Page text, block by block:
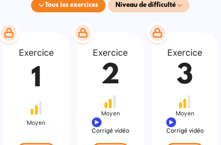
Tous les exercices Niveau de difficulté
Exercice
1
Moyen
Exercice
2
Moyen
Corrigé vidéo
Exercice
3
Moyen
Corrigé vidéo